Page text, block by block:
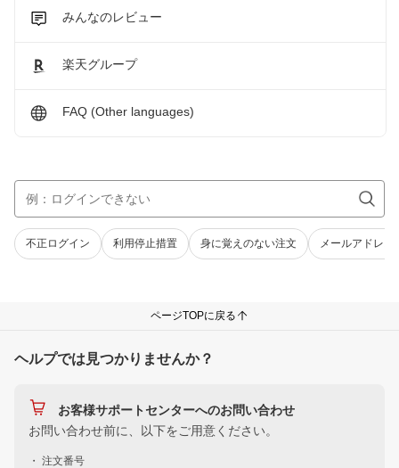
みんなのレビュー
楽天グループ
FAQ (Other languages)
不正ログイン 利用停止措置 身に覚えのない注文 メールアドレス
ページTOPに戻る
ヘルプでは見つかりませんか？
お客様サポートセンターへのお問い合わせ
お問い合わせ前に、以下をご用意ください。
・ 注文番号